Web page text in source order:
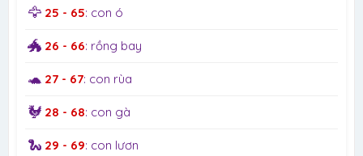
🦅 25 - 65: con ó
🐲 26 - 66: rồng bay
🐢 27 - 67: con rùa
🐓 28 - 68: con gà
🐍 29 - 69: con lươn